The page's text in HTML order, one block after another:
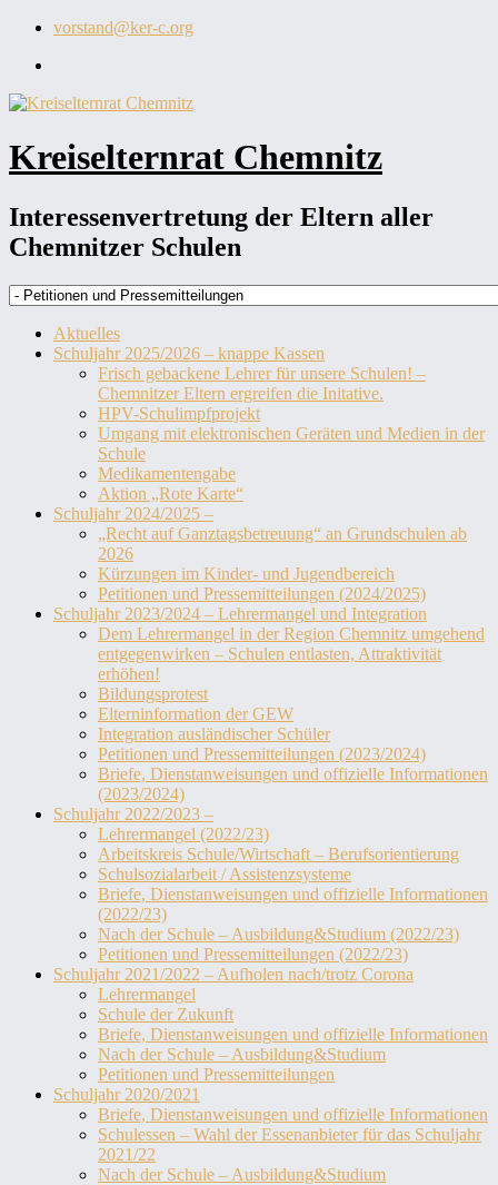
Zum
springen
vorstand@ker-c.org
auf
Kreiselternrat Chemnitz
Interessenvertretung der Eltern aller
Chemnitzer Schulen
Aktuelles
Schuljahr 2025/2026 – knappe Kassen
Frisch gebackene Lehrer für unsere Schulen! –
Chemnitzer Eltern ergreifen die Initative.
HPV-Schulimpfprojekt
Umgang mit elektronischen Geräten und Medien in der
Schule
Medikamentengabe
Aktion „Rote Karte“
Schuljahr 2024/2025 –
„Recht auf Ganztagsbetreuung“ an Grundschulen ab
2026
Kürzungen im Kinder- und Jugendbereich
Petitionen und Pressemitteilungen (2024/2025)
Schuljahr 2023/2024 – Lehrermangel und Integration
Dem Lehrermangel in der Region Chemnitz umgehend
entgegenwirken – Schulen entlasten, Attraktivität
erhöhen!
Bildungsprotest
Elterninformation der GEW
Integration ausländischer Schüler
Petitionen und Pressemitteilungen (2023/2024)
Briefe, Dienstanweisungen und offizielle Informationen
(2023/2024)
Schuljahr 2022/2023 –
Lehrermangel (2022/23)
Arbeitskreis Schule/Wirtschaft – Berufsorientierung
Schulsozialarbeit / Assistenzsysteme
Briefe, Dienstanweisungen und offizielle Informationen
(2022/23)
Nach der Schule – Ausbildung&Studium (2022/23)
Petitionen und Pressemitteilungen (2022/23)
Schuljahr 2021/2022 – Aufholen nach/trotz Corona
Lehrermangel
Schule der Zukunft
Briefe, Dienstanweisungen und offizielle Informationen
Nach der Schule – Ausbildung&Studium
Petitionen und Pressemitteilungen
Schuljahr 2020/2021
Briefe, Dienstanweisungen und offizielle Informationen
Schulessen – Wahl der Essenanbieter für das Schuljahr
2021/22
Nach der Schule – Ausbildung&Studium